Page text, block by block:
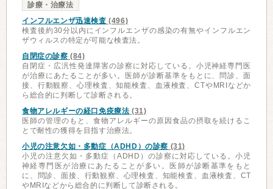
診療・治療法
インフルエンザ迅速検査 (496)
検査後約30分以内にインフルエンザの感染の有無やインフルエン
ザウィルスの特定が可能な検査法。
自閉症の診察 (84)
自閉症・広汎性発達障害の診察に対応している。小児神経専門医
が治療にあたることが多い。医師が診断基準をもとに、問診、面
接、行動観察、心理検査、知能検査、血液検査、CTやMRIなどか
ら総合的に判断して診断される。
食物アレルギーの経口免疫療法 (31)
医師の管理のもと、食物アレルギーの原因食品の摂取を続けるこ
とで耐性の獲得を目指す治療法。
小児の注意欠如・多動症（ADHD）の診察 (31)
小児の注意欠如・多動症（ADHD）の診察に対応している。小児
神経専門医が治療にあたることが多い。医師が診断基準をもと
に、問診、面接、行動観察、心理検査、知能検査、血液検査、CT
やMRIなどから総合的に判断して診断される。